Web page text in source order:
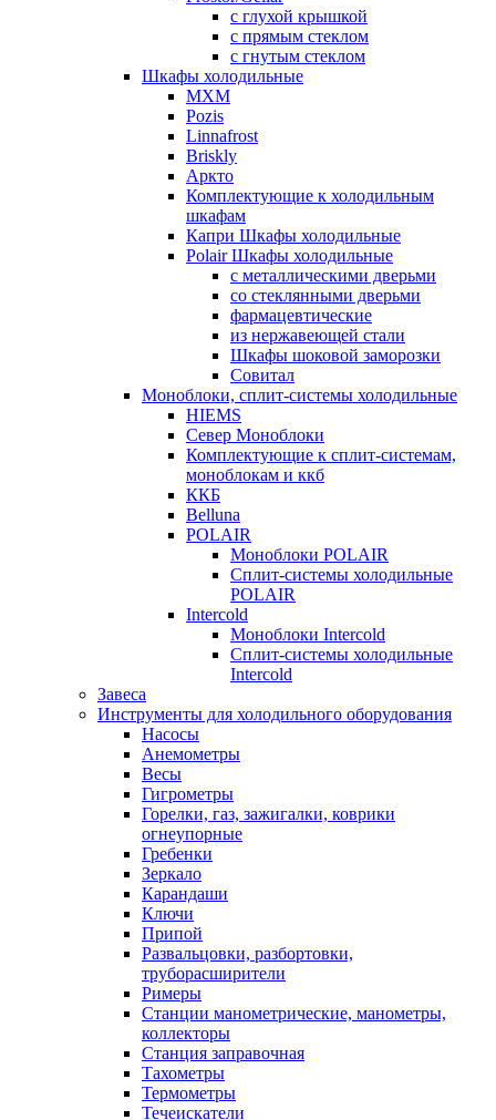
с глухой крышкой
с прямым стеклом
с гнутым стеклом
Шкафы холодильные
МХМ
Pozis
Linnafrost
Briskly
Аркто
Комплектующие к холодильным
шкафам
Капри Шкафы холодильные
Polair Шкафы холодильные
с металлическими дверьми
со стеклянными дверьми
фармацевтические
из нержавеющей стали
Шкафы шоковой заморозки
Совитал
Моноблоки, сплит-системы холодильные
HIEMS
Север Моноблоки
Комплектующие к сплит-системам,
моноблокам и ккб
ККБ
Belluna
POLAIR
Моноблоки POLAIR
Сплит-системы холодильные
POLAIR
Intercold
Моноблоки Intercold
Сплит-системы холодильные
Intercold
Завеса
Инструменты для холодильного оборудования
Насосы
Анемометры
Весы
Гигрометры
Горелки, газ, зажигалки, коврики
огнеупорные
Гребенки
Зеркало
Карандаши
Ключи
Припой
Развальцовки, разбортовки,
труборасширители
Римеры
Станции манометрические, манометры,
коллекторы
Станция заправочная
Тахометры
Термометры
Течеискатели